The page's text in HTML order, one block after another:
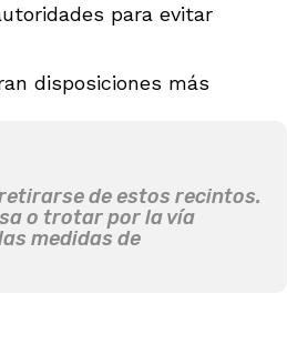
para evitar
disposiciones más
de estos recintos.
o trotar por la vía
medidas de